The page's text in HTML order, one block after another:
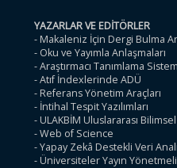
YAZARLAR VE EDİTÖRLER
- Makaleniz İçin Dergi Bulma
- Oku ve Yayımla Anlaşmaları
- Araştırmacı Tanımlama
- Atıf İndexlerinde ADÜ
- Referans Yönetim Araçları
- İntihal Tespit Yazılımları
- ULAKBİM Uluslararası Bilimsel
- Web of Science
- Yapay Zekâ Destekli Veri
- Üniversiteler Yayın